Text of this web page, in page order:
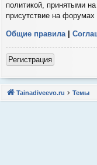
политикой, принятыми
присутствие на
Общие правила|
Регистрация
Tainadiveevo.ru Темы